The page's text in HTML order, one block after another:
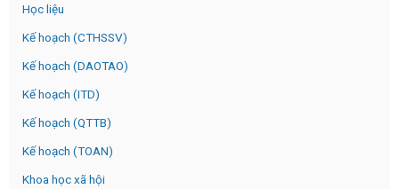
Học liệu
Kế hoạch (CTHSSV)
Kế hoạch (DAOTAO)
Kế hoạch (ITD)
Kế hoạch (QTTB)
Kế hoạch (TOAN)
Khoa học xã hội